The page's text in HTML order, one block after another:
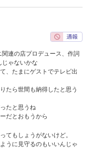
連の店プロデュース、作詞
ゃないかな
、たまにゲストでテレビ出
たら世間も納得したと思う
たと思うね
だとおもうから
てもしょうがないけど。
うに見守るのもいいんじゃ